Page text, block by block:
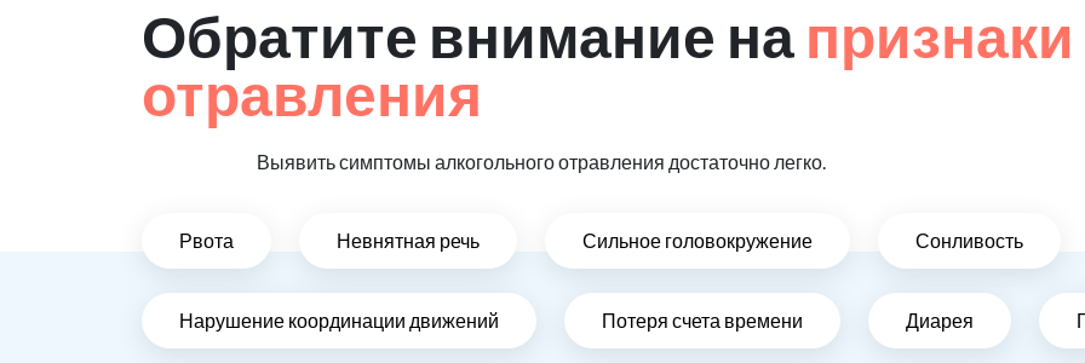
Обратите внимание на
отравления
Выявить симптомы алкогольного отравления достаточно легко.
Рвота Невнятная речь Сильное головокружение Сонливость
Нарушение координации движений Потеря счета времени Диарея